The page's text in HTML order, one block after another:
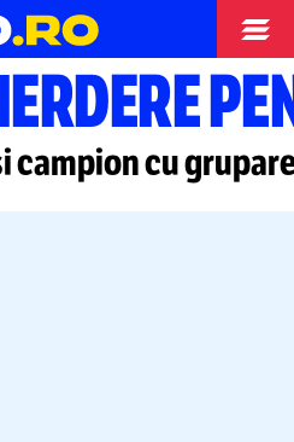
campion cu